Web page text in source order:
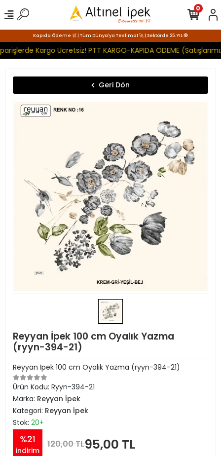
Kapıda Ödeme 🛒 | Tüm Dünya'ya Teslimat 🚀 | Sektörde 25. YIL 🧿
Kargo Ücretsiz! PTT KARGO-KAPIDA ÖDEME
0
Geri Dön
Reyyan İpek 100 cm Oyalık Yazma
(ryyn-394-21)
Reyyan İpek 100 cm Oyalık Yazma (ryyn-394-21)
Ürün Kodu: Ryyn-394-21
Marka: Reyyan İpek
Kategori: Reyyan İpek
Stok: 20+
%21
indirim
120,00 TL95,00 TL